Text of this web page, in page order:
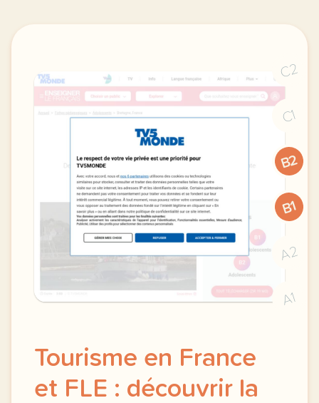
C2
C1
B2
B1
A2
A1
Tourisme en France
et FLE : découvrir la